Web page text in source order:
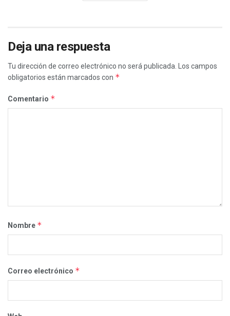
Deja una respuesta
Tu dirección de correo electrónico no será publicada.
Los campos
obligatorios están marcados con *
Comentario *
Nombre *
Correo electrónico *